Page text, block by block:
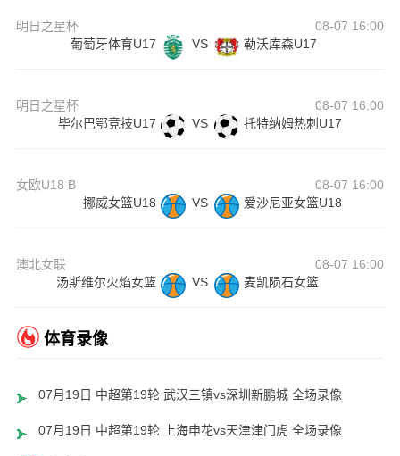
明日之星杯
08-07 16:00
葡萄牙体育U17
VS 勒沃库森U17
明日之星杯
08-07 16:00
毕尔巴鄂竞技U17
VS 托特纳姆热刺U17
女欧U18 B
08-07 16:00
挪威女篮U18
VS 爱沙尼亚女篮U18
澳北女联
08-07 16:00
汤斯维尔火焰女篮
VS 麦凯陨石女篮
体育录像
07月19日 中超第19轮 武汉三镇vs深圳新鹏城 全场录像
07月19日 中超第19轮 上海申花vs天津津门虎 全场录像